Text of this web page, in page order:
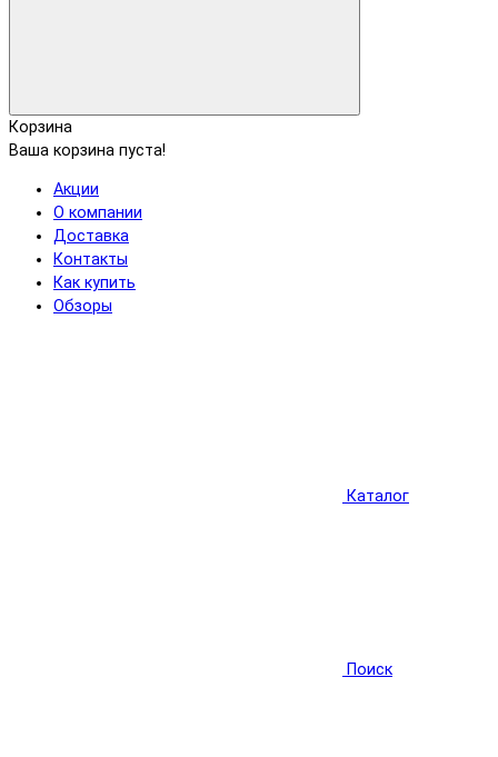
Корзина
Ваша корзина пуста!
Акции
О компании
Доставка
Контакты
Как купить
Обзоры
Каталог
Поиск